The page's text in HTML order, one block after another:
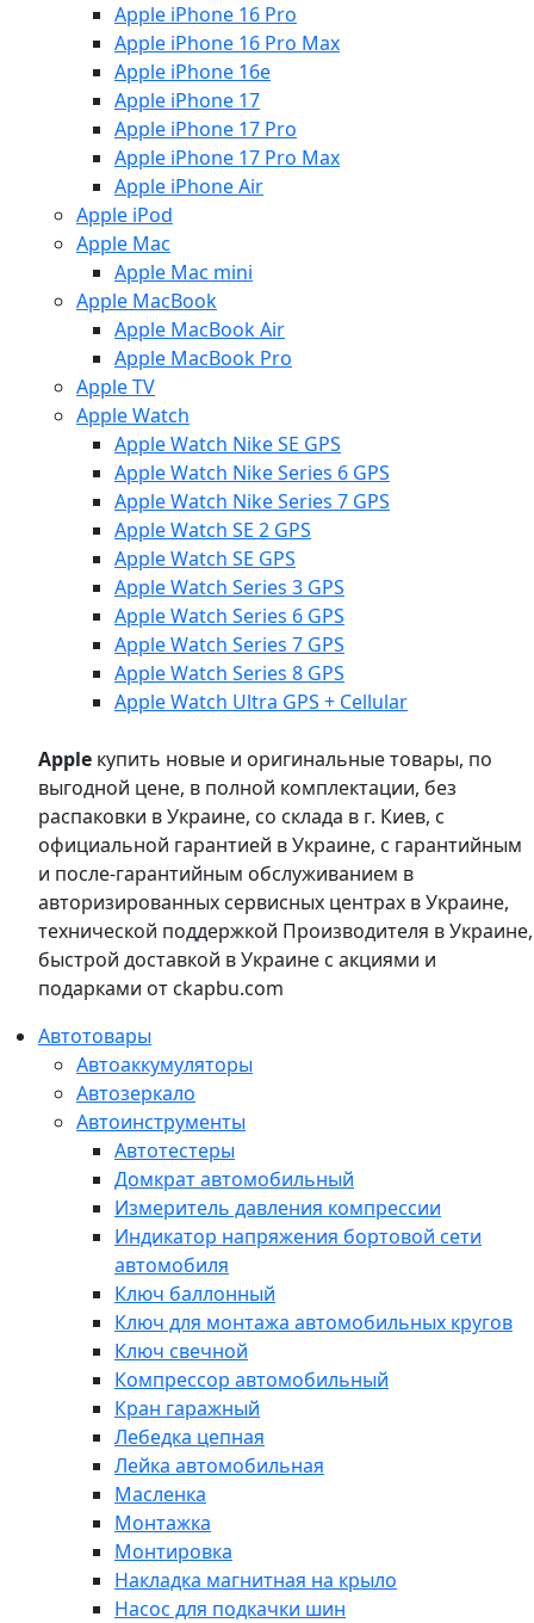
Apple iPhone 16 Pro
Apple iPhone 16 Pro Max
Apple iPhone 16e
Apple iPhone 17
Apple iPhone 17 Pro
Apple iPhone 17 Pro Max
Apple iPhone Air
Apple iPod
Apple Mac
Apple Mac mini
Apple MacBook
Apple MacBook Air
Apple MacBook Pro
Apple TV
Apple Watch
Apple Watch Nike SE GPS
Apple Watch Nike Series 6 GPS
Apple Watch Nike Series 7 GPS
Apple Watch SE 2 GPS
Apple Watch SE GPS
Apple Watch Series 3 GPS
Apple Watch Series 6 GPS
Apple Watch Series 7 GPS
Apple Watch Series 8 GPS
Apple Watch Ultra GPS + Cellular
Apple купить новые и оригинальные товары, по
выгодной цене, в полной комплектации, без
распаковки в Украине, со склада в г. Киев, с
официальной гарантией в Украине, с гарантийным
и после-гарантийным обслуживанием в
авторизированных сервисных центрах в Украине,
технической поддержкой Производителя в Украине,
быстрой доставкой в Украине с акциями и
подарками от ckapbu.com
Автотовары
Автоаккумуляторы
Автозеркало
Автоинструменты
Автотестеры
Домкрат автомобильный
Измеритель давления компрессии
Индикатор напряжения бортовой сети
автомобиля
Ключ баллонный
Ключ для монтажа автомобильных кругов
Ключ свечной
Компрессор автомобильный
Кран гаражный
Лебедка цепная
Лейка автомобильная
Масленка
Монтажка
Монтировка
Накладка магнитная на крыло
Насос для подкачки шин